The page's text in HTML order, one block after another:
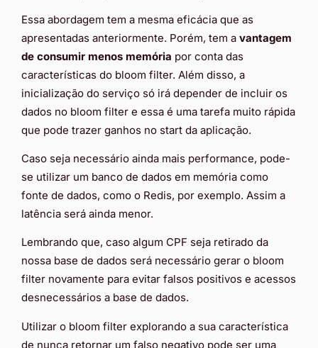
Essa abordagem tem a mesma eficácia que as
apresentadas anteriormente. Porém, tem a vantagem
de consumir menos memória por conta das
características do bloom filter. Além disso, a
inicialização do serviço só irá depender de incluir os
dados no bloom filter e essa é uma tarefa muito rápida
que pode trazer ganhos no start da aplicação.
Caso seja necessário ainda mais performance, pode-
se utilizar um banco de dados em memória como
fonte de dados, como o Redis, por exemplo. Assim a
latência será ainda menor.
Lembrando que, caso algum CPF seja retirado da
nossa base de dados será necessário gerar o bloom
filter novamente para evitar falsos positivos e acessos
desnecessários a base de dados.
Utilizar o bloom filter explorando a sua característica
de nunca retornar um falso negativo pode ser uma